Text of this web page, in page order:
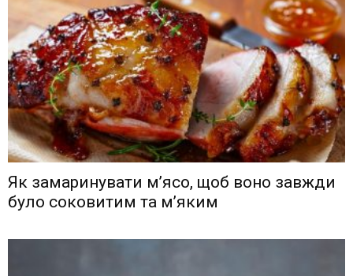
Як замаринувати м’ясо, щоб воно завжди
було соковитим та м’яким